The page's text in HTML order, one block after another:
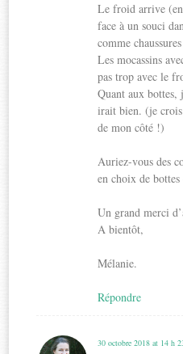
Le froid arrive
face à un souci
comme
Les mocassins
pas trop avec le
Quant aux bottes,
irait bien. (je crois
de mon côté !)
Auriez-vous des
en choix de
Un grand merci
A bientôt,
Mélanie.
Répondre
30 octobre 2018 at 14 h